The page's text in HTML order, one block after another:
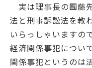
実は理事長の團藤
法と刑事訴訟法を教
いらっしゃいますの
経済関係事犯につい
関係事犯というのは